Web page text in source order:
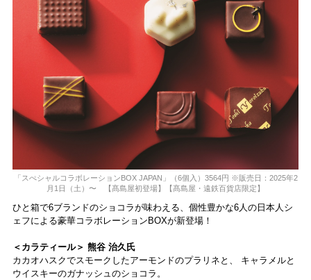
「スぺシャルコラボレーションBOX JAPAN」（6個入）3564円 ※販売日：2025年2
月1日（土）〜 【髙島屋初登場】【髙島屋・遠鉄百貨店限定】
ひと箱で6ブランドのショコラが味わえる、個性豊かな6人の日本人シ
ェフによる豪華コラボレーションBOXが新登場！
＜カラティール＞ 熊谷 治久氏
カカオハスクでスモークしたアーモンドのプラリネと、 キャラメルと
ウイスキーのガナッシュのショコラ。